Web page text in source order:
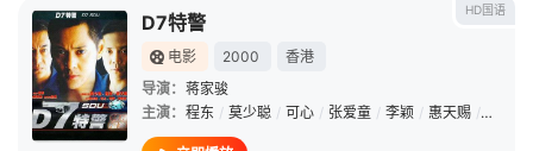
HD国语
D7特警
电影 2000
香港
导演： 蒋家骏
主演： 程东 / 莫少聪 / 可心 / 张爱童 / 李颖 / 惠天赐 / 孙洪涛